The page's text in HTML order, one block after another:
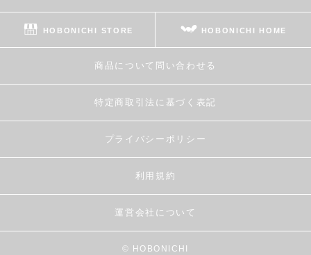
HOBONICHI STORE HOBONICHI HOME
商品について問い合わせる
特定商取引法に基づく表記
プライバシーポリシー
利用規約
運営会社について
© HOBONICHI